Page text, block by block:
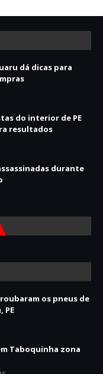
dá dicas para
do interior de PE
resultados
durante
os pneus de
PE
Taboquinha zona